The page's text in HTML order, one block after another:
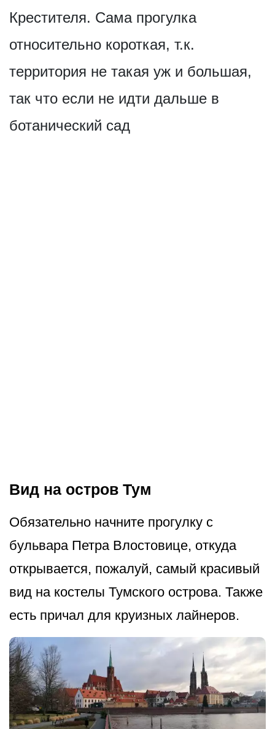
Крестителя. Сама прогулка
относительно короткая, т.к.
территория не такая уж и большая,
так что если не идти дальше в
ботанический сад
Вид на остров Тум
Обязательно начните прогулку с
бульвара Петра Влостовице, откуда
открывается, пожалуй, самый красивый
вид на костелы Тумского острова. Также
есть причал для круизных лайнеров.